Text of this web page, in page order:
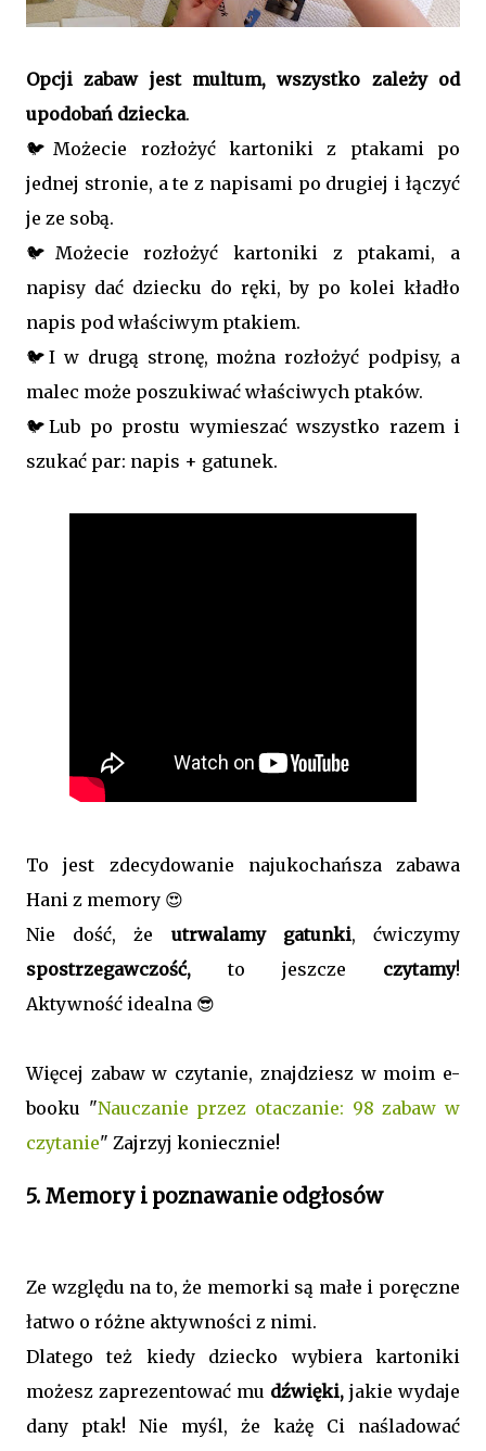
Opcji zabaw jest multum, wszystko zależy od
upodobań dziecka.
🐦Możecie rozłożyć kartoniki z ptakami po
jednej stronie, a te z napisami po drugiej i łączyć
je ze sobą.
🐦Możecie rozłożyć kartoniki z ptakami, a
napisy dać dziecku do ręki, by po kolei kładło
napis pod właściwym ptakiem.
🐦I w drugą stronę, można rozłożyć podpisy, a
malec może poszukiwać właściwych ptaków.
🐦Lub po prostu wymieszać wszystko razem i
szukać par: napis + gatunek.
To jest zdecydowanie najukochańsza zabawa
Hani z memory 😍
Nie dość, że utrwalamy gatunki, ćwiczymy
spostrzegawczość, to jeszcze czytamy!
Aktywność idealna 😎
Więcej zabaw w czytanie, znajdziesz w moim e-
booku "Nauczanie przez otaczanie: 98 zabaw w
czytanie" Zajrzyj koniecznie!
5. Memory i poznawanie odgłosów
Ze względu na to, że memorki są małe i poręczne
łatwo o różne aktywności z nimi.
Dlatego też kiedy dziecko wybiera kartoniki
możesz zaprezentować mu dźwięki, jakie wydaje
dany ptak! Nie myśl, że każę Ci naśladować